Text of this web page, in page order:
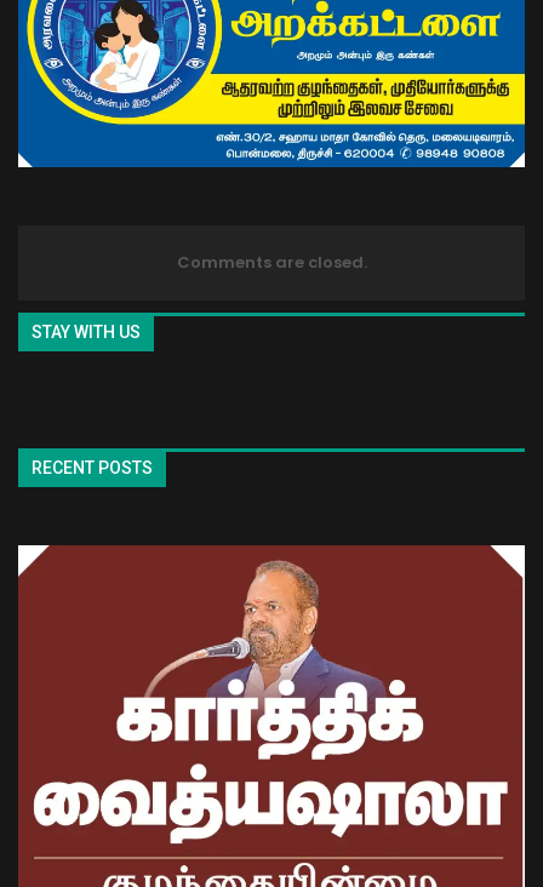
Comments are closed.
STAY WITH US
RECENT POSTS